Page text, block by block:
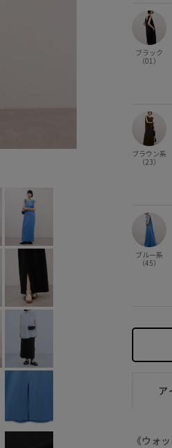
36
ブラック
（01）
ブラウン系
（23）
ブルー系
（45）
ア
《ウォ